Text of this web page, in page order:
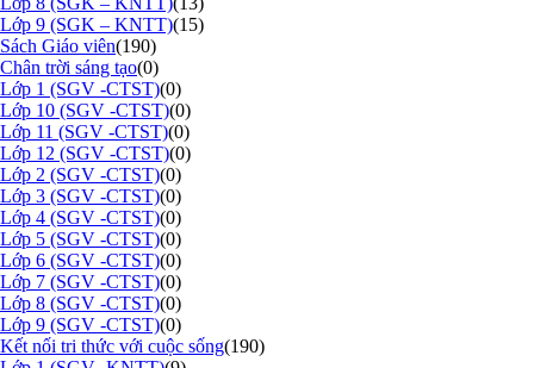
Lớp 9 (SGK – KNTT)(15)
Sách Giáo viên(190)
Chân trời sáng tạo(0)
Lớp 1 (SGV -CTST)(0)
Lớp 10 (SGV -CTST)(0)
Lớp 11 (SGV -CTST)(0)
Lớp 12 (SGV -CTST)(0)
Lớp 2 (SGV -CTST)(0)
Lớp 3 (SGV -CTST)(0)
Lớp 4 (SGV -CTST)(0)
Lớp 5 (SGV -CTST)(0)
Lớp 6 (SGV -CTST)(0)
Lớp 7 (SGV -CTST)(0)
Lớp 8 (SGV -CTST)(0)
Lớp 9 (SGV -CTST)(0)
Kết nối tri thức với cuộc sống(190)